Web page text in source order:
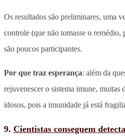
Os resultados são preliminares, uma
controle (que não tomasse o remédio,
são poucos participantes.
Por que traz esperança: além da
rejuvenescer o sistema imune, muitas
idosos, pois a imunidade já está
9. Cientistas conseguem